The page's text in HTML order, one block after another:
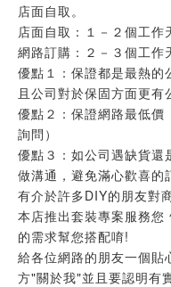
店面自取。
店面自取：１－２個工作
網路訂購：２－３個工作
優點１：保證都是最熱的
且公司對於保固方面更有
優點２：保證網路最低價
詢問）
優點３：如公司遇缺貨還
做溝通，避免滿心歡喜的
有介於許多DIY的朋友對
本店推出套裝專案服務您
的需求幫您搭配唷!
給各位網路的朋友一個貼
方"關於我"並且要認明有